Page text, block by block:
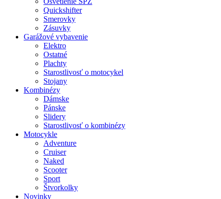
Quickshifter
Smerovky
Zásuvky
Garážové vybavenie
Elektro
Ostatné
Plachty
Starostlivosť o motocykel
Stojany
Kombinézy
Dámske
Pánske
Slidery
Starostlivosť o kombinézy
Motocykle
Adventure
Cruiser
Naked
Scooter
Sport
Štvorkolky
Novinky